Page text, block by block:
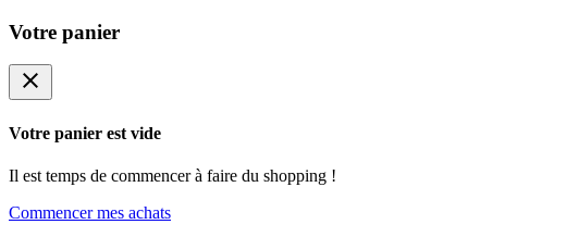
Votre panier
close
Votre panier est vide
Il est temps de commencer à faire du shopping !
Commencer mes achats